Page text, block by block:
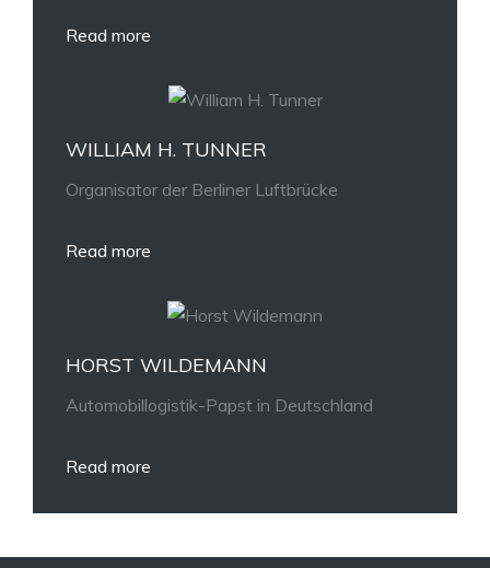
Read more
WILLIAM H. TUNNER
Organisator der Berliner Luftbrücke
Read more
HORST WILDEMANN
Automobillogistik-Papst in Deutschland
Read more